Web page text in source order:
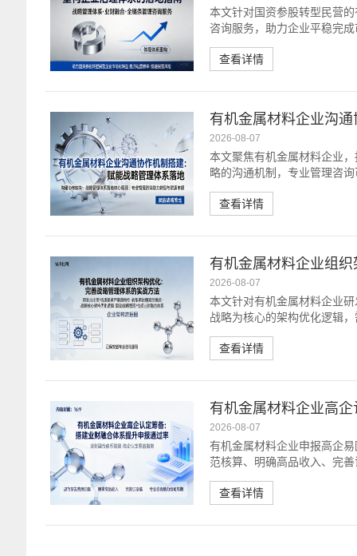
本文针对国资参股转型民营
咨询服务，助力企业平稳完
查看详情
有机金属材料企业沟
2026-08-07
本文聚焦有机金属材料企业
略的沟通机制，专业管理咨
查看详情
有机金属材料企业组
2026-08-07
本文针对有机金属材料企业
战略为核心的架构优化逻辑
查看详情
有机金属材料企业高
2026-08-07
有机金属材料企业申报高企
范核算、明确高品收入、完
查看详情